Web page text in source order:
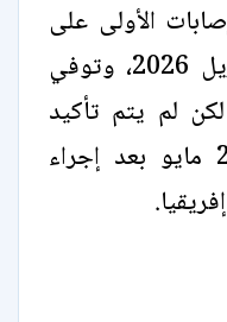
الأولى على
السفينة في أوائل شهر أبريل 2026، وتوفي
11 أبريل، لكن لم يتم تأكيد
الفيروس مخبريًا إلا في 2 مايو بعد إجراء